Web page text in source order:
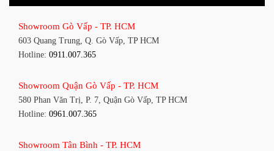
Showroom Gò Vấp - TP. HCM
603 Quang Trung, Q. Gò Vấp, TP HCM
Hotline: 0911.007.365
Showroom Quận Gò Vấp - TP. HCM
580 Phan Văn Trị, P. 7, Quận Gò Vấp, TP HCM
Hotline: 0961.007.365
Showroom Tân Bình - TP. HCM